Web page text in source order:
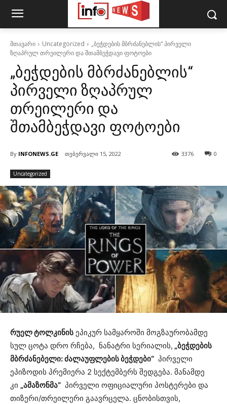
მთავარი Uncategorized
„ბეჭდების მბრძანებლის“ პირველი
ზღაპრულ თრეილერი და შთამბეჭდავი ფოტოები
„ბეჭდების მბრძანებლის“
პირველი ზღაპრულ
თრეილერი და
შთამბეჭდავი ფოტოები
By INFONEWS.GE თებერვალი 15, 2022 0
3376
Uncategorized
რუელ ტოლკინის ეპიკურ სამყაროში მოგზაურობამდე
სულ ცოტა დრო რჩება, ნანატრი სერიალის, „ბეჭდების
მბრძანებელი: ძალაუფლების ბეჭდები“ პირველი
ეპიზოდის პრემიერა 2 სექტემბერს შედგება. მანამდე
კი „ამაზონმა“ პირველი ოფიციალური პოსტერები და
თიზერი/თრეილერი გაავრცელა. ცნობისთვის,